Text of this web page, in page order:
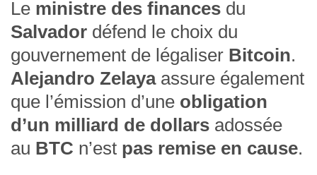
Le ministre des finances du
Salvador défend le choix du
gouvernement de légaliser Bitcoin.
Alejandro Zelayaassure également
que l’émission d’une obligation
d’un milliard de dollars adossée
au BTC n’est pas remise en cause.